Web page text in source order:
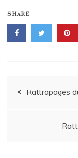
SHARE
Rattrapages